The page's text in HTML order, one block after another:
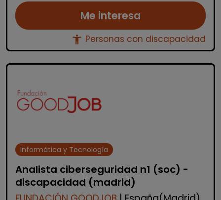
Me interesa
accessibility_new Personas con discapacidad
Informática y Tecnología
Analista ciberseguridad n1 (soc) -
discapacidad (madrid)